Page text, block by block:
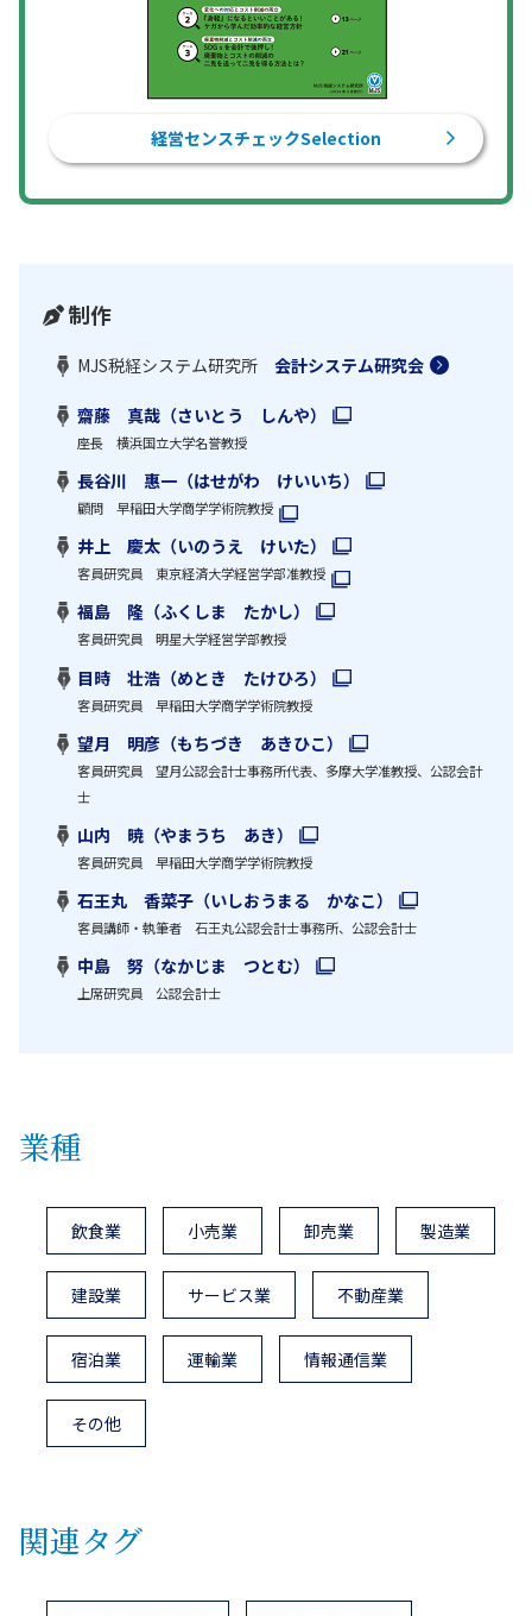
経営センスチェックSelection
制作
MJS税経システム研究所 会計システム研究会
齋藤 真哉（さいとう しんや）
座長 横浜国立大学名誉教授
長谷川 惠一（はせがわ けいいち）
顧問 早稲田大学商学学術院教授
井上 慶太（いのうえ けいた）
客員研究員 東京経済大学経営学部准教授
福島 隆（ふくしま たかし）
客員研究員 明星大学経営学部教授
目時 壮浩（めとき たけひろ）
客員研究員 早稲田大学商学学術院教授
望月 明彦（もちづき あきひこ）
客員研究員 望月公認会計士事務所代表、多摩大学准教授、公認会計
士
山内 暁（やまうち あき）
客員研究員 早稲田大学商学学術院教授
石王丸 香菜子（いしおうまる かなこ）
客員講師・執筆者 石王丸公認会計士事務所、公認会計士
中島 努（なかじま つとむ）
上席研究員 公認会計士
業種
飲食業 小売業 卸売業 製造業
建設業 サービス業 不動産業
宿泊業 運輸業 情報通信業
その他
関連タグ